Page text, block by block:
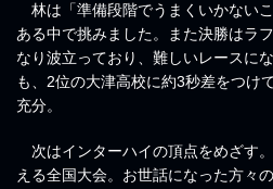
林は「準備段階でうまくいかない
ある中で挑みました。また決勝はラ
なり波立っており、難しいレースに
も、2位の大津高校に約3秒差をつけ
充分。
次はインターハイの頂点をめざす
える全国大会。お世話になった方々